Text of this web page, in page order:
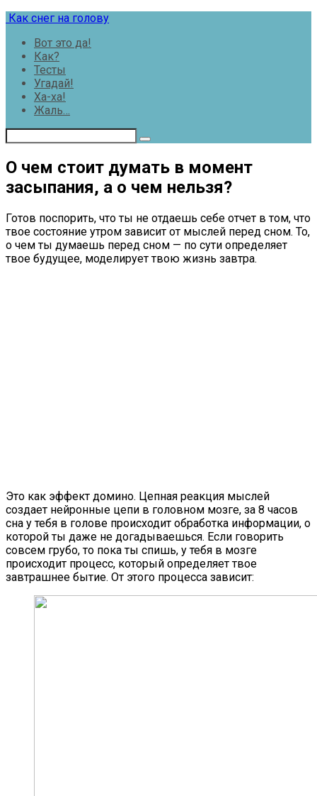
Перейти
контенту
Как снег на голову
Вот это да!
Как?
Тесты
Угадай!
Ха-ха!
Жаль…
О чем стоит думать в момент
засыпания, а о чем нельзя?
Готов поспорить, что ты не отдаешь себе отчет в том, что
твое состояние утром зависит от мыслей перед сном. То,
о чем ты думаешь перед сном — по сути определяет
твое будущее, моделирует твою жизнь завтра.
Это как эффект домино. Цепная реакция мыслей
создает нейронные цепи в головном мозге, за 8 часов
сна у тебя в голове происходит обработка информации, о
которой ты даже не догадываешься. Если говорить
совсем грубо, то пока ты спишь, у тебя в мозге
происходит процесс, который определяет твое
завтрашнее бытие. От этого процесса зависит: